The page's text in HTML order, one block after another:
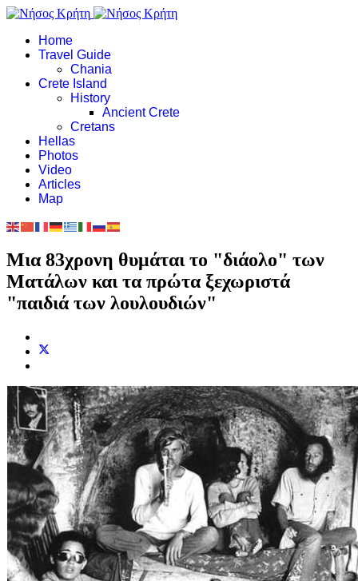
Home
Travel Guide
Chania
Crete Island
History
Ancient Crete
Cretans
Hellas
Photos
Video
Articles
Map
Μια 83χρονη θυμάται το "διάολο" των
Ματάλων και τα πρώτα ξεχωριστά
"παιδιά των λουλουδιών"